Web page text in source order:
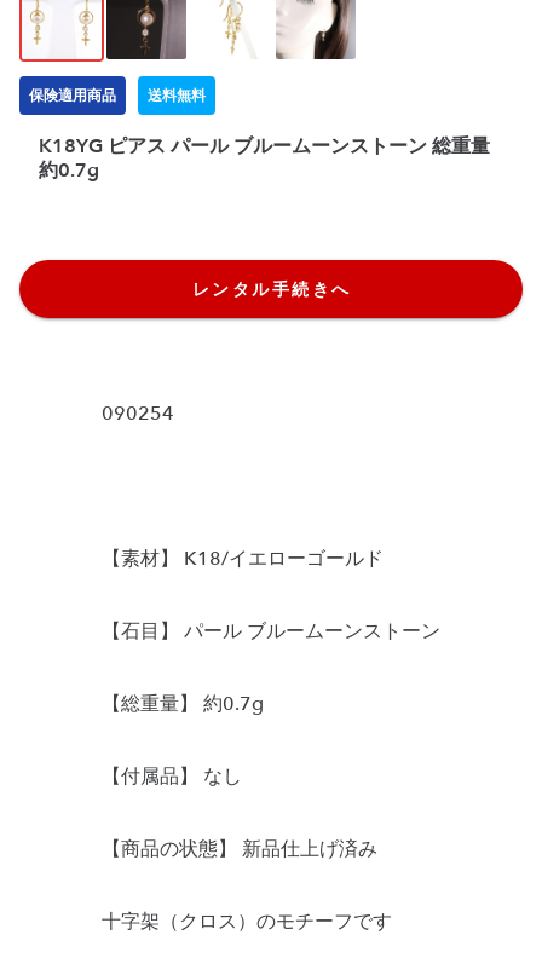
保険適用商品 送料無料
K18YG ピアス パール ブルームーンストーン 総重量
約0.7g
レンタル手続きへ
090254
【素材】 K18/イエローゴールド
【石目】 パール ブルームーンストーン
【総重量】 約0.7g
【付属品】 なし
【商品の状態】 新品仕上げ済み
十字架（クロス）のモチーフです